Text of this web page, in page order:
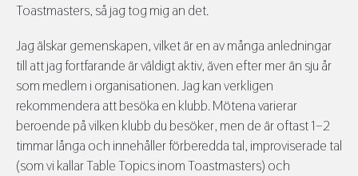
Toastmasters, så jag tog mig an det.
Jag älskar gemenskapen, vilket är en av många anledningar
till att jag fortfarande är väldigt aktiv, även efter mer än sju år
som medlem i organisationen. Jag kan verkligen
rekommendera att besöka en klubb. Mötena varierar
beroende på vilken klubb du besöker, men de är oftast 1–2
timmar långa och innehåller förberedda tal, improviserade tal
(som vi kallar Table Topics inom Toastmasters) och